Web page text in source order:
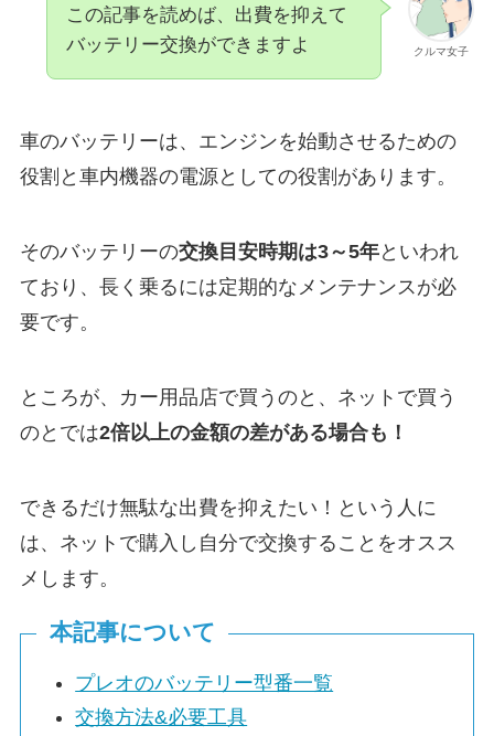
クルマ女子
この記事を読めば、出費を抑えて
バッテリー交換ができますよ
車のバッテリーは、エンジンを始動させるための
役割と車内機器の電源としての役割があります。
そのバッテリーの交換目安時期は3～5年といわれ
ており、長く乗るには定期的なメンテナンスが必
要です。
ところが、カー用品店で買うのと、ネットで買う
のとでは2倍以上の金額の差がある場合も！
できるだけ無駄な出費を抑えたい！という人に
は、ネットで購入し自分で交換することをオスス
メします。
本記事について
プレオのバッテリー型番一覧
交換方法&必要工具